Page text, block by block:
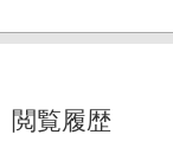
閲覧履歴